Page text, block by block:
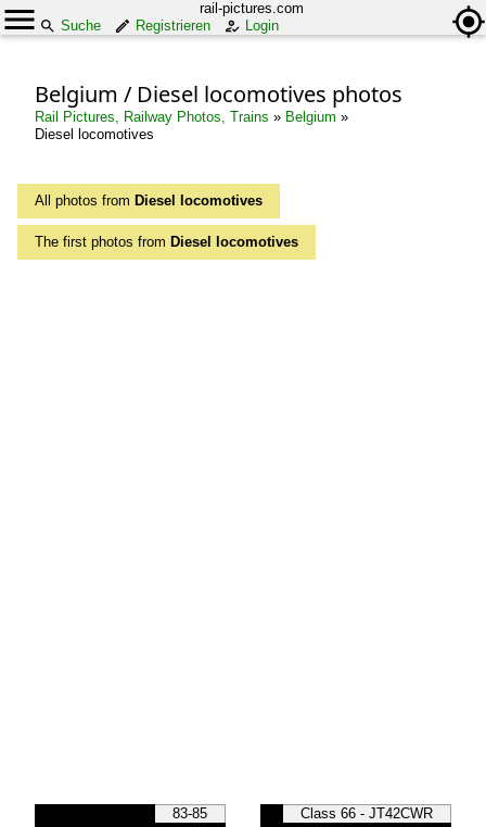
rail-pictures.com
Suche
Registrieren Login
Belgium / Diesel locomotives photos
Rail Pictures, Railway Photos, Trains » Belgium »
Diesel locomotives
All photos from Diesel locomotives
The first photos from Diesel locomotives
83-85 Class 66 - JT42CWR